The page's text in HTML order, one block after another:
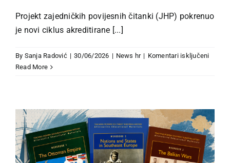
Projekt zajedničkih povijesnih čitanki (JHP) pokrenuo
je novi ciklus akreditirane [...]
By Sanja Radović | 30/06/2026 | News hr | Komentari isključeniza
obuke
za
Read More